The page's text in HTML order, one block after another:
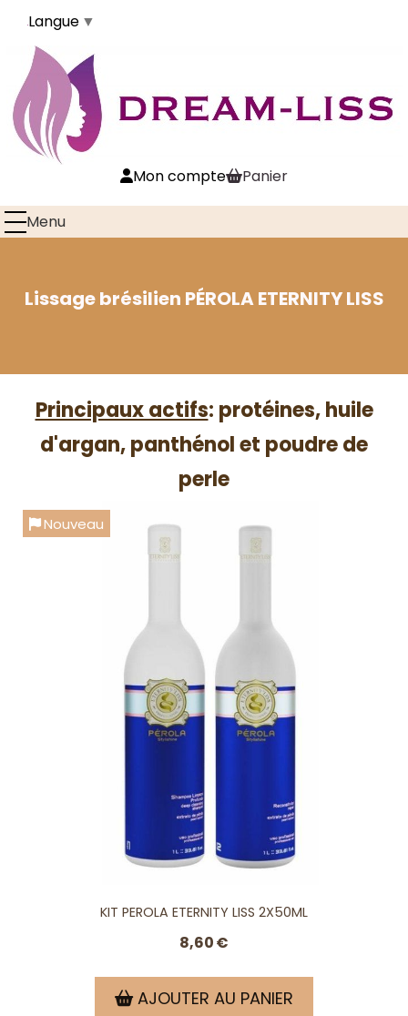
Mon compte Panier
Lissage brésilien PÉROLA ETERNITY LISS
Principaux actifs: protéines, huile
d'argan, panthénol et poudre de
perle
Nouveau
KIT PEROLA ETERNITY LISS 2X50ML
8,60€
AJOUTER AU PANIER
Langue ▼